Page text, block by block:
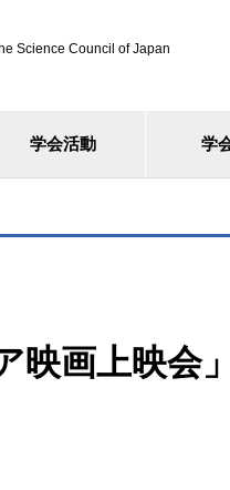
Science Council of Japan
学会活動 学
映画上映会